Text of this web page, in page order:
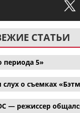
СТАТЬИ
5»
о съемках
— режиссер